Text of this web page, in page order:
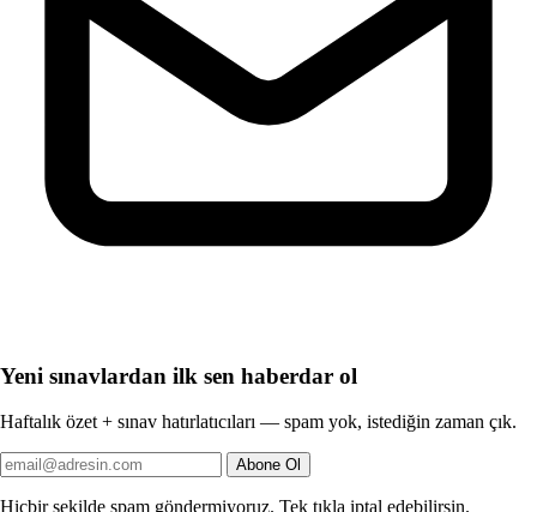
Yeni sınavlardan ilk sen haberdar ol
Haftalık özet + sınav hatırlatıcıları — spam yok, istediğin zaman çık.
Abone Ol
Hiçbir şekilde spam göndermiyoruz. Tek tıkla iptal edebilirsin.